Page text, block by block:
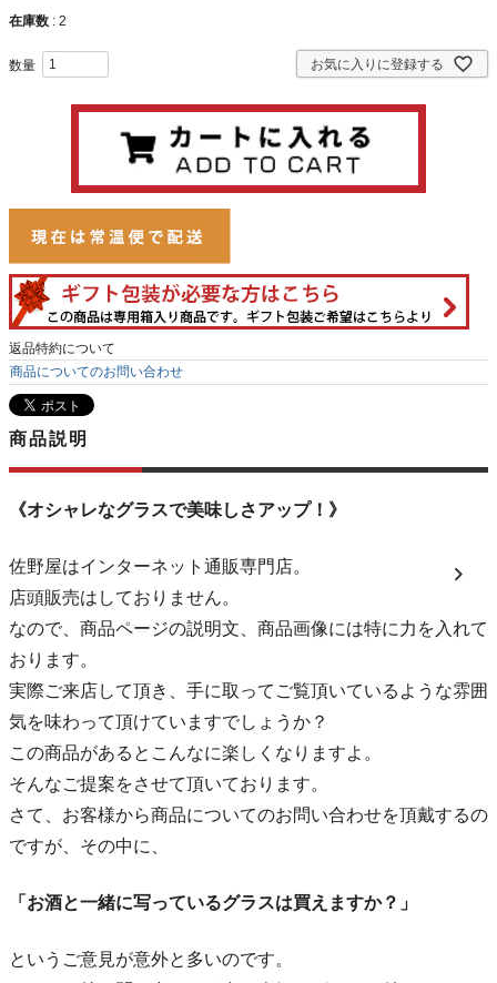
在庫数 2
お気に入りに登録する
返品特約について
商品についてのお問い合わせ
商品説明
《オシャレなグラスで美味しさアップ！》
佐野屋はインターネット通販専門店。
店頭販売はしておりません。
なので、商品ページの説明文、商品画像には特に力を入れて
おります。
実際ご来店して頂き、手に取ってご覧頂いているような雰囲
気を味わって頂けていますでしょうか？
この商品があるとこんなに楽しくなりますよ。
そんなご提案をさせて頂いております。
さて、お客様から商品についてのお問い合わせを頂戴するの
ですが、その中に、
「お酒と一緒に写っているグラスは買えますか？」
というご意見が意外と多いのです。